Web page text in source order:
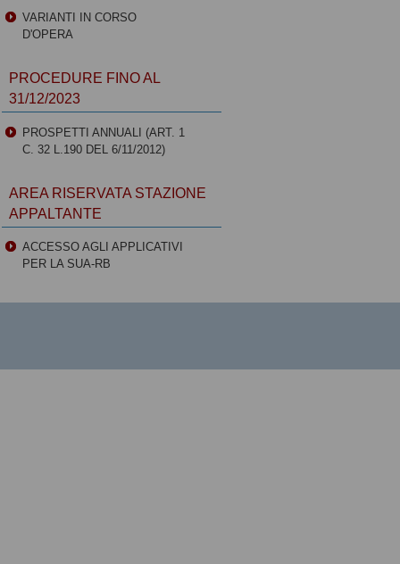
VARIANTI IN CORSO
D'OPERA
PROCEDURE FINO AL
31/12/2023
PROSPETTI ANNUALI (ART. 1
C. 32 L.190 DEL 6/11/2012)
AREA RISERVATA STAZIONE
APPALTANTE
ACCESSO AGLI APPLICATIVI
PER LA SUA-RB